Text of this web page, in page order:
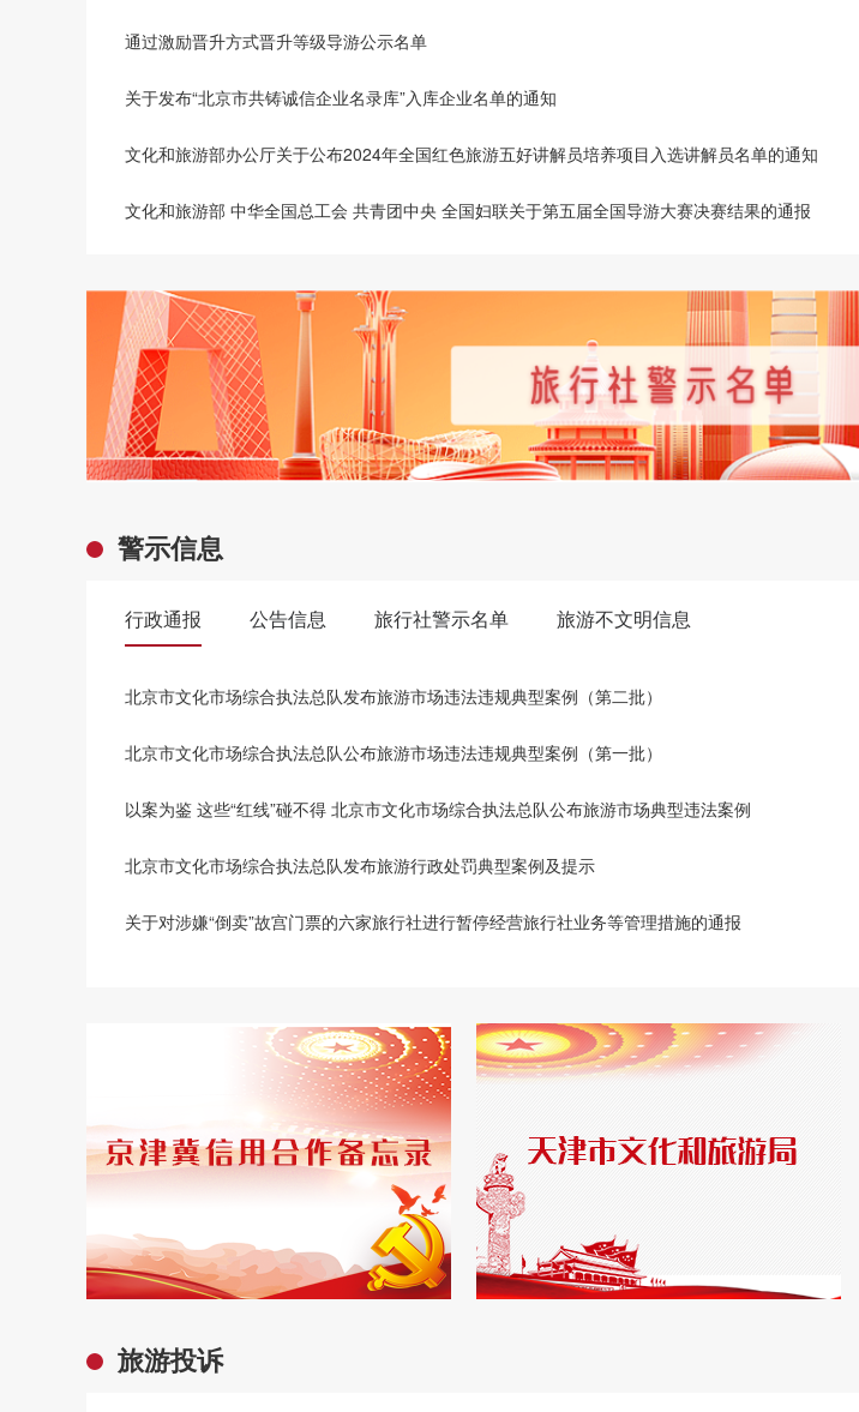
通过激励晋升方式晋升等级导游公示名单
关于发布“北京市共铸诚信企业名录库”入库企业名单的通知
文化和旅游部办公厅关于公布2024年全国红色旅游五好讲解员培养项目入选讲解员名单的通知
文化和旅游部 中华全国总工会 共青团中央 全国妇联关于第五届全国导游大赛决赛结果的通报
警示信息
行政通报 公告信息 旅行社警示名单 旅游不文明信息
北京市文化市场综合执法总队发布旅游市场违法违规典型案例（第二批）
北京市文化市场综合执法总队公布旅游市场违法违规典型案例（第一批）
以案为鉴 这些“红线”碰不得 北京市文化市场综合执法总队公布旅游市场典型违法案例
北京市文化市场综合执法总队发布旅游行政处罚典型案例及提示
关于对涉嫌“倒卖”故宫门票的六家旅行社进行暂停经营旅行社业务等管理措施的通报
旅游投诉